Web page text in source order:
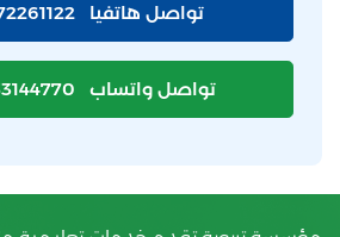
تواصل هاتفيا
تواصل واتساب